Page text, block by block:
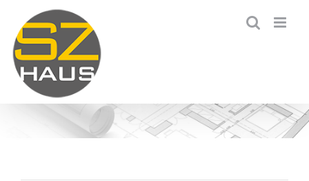
Inhalt
springen